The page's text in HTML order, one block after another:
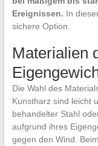
Ereignissen. In
sichere Option.
Materialien
Die Wahl des
Kunstharz sind leicht
behandelter Stahl
aufgrund ihres
gegen den Wind.